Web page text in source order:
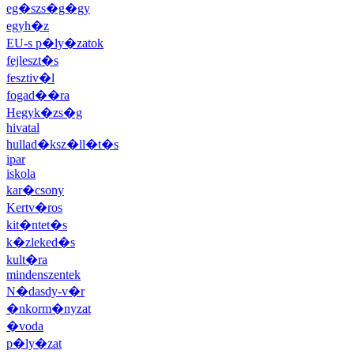
eg�szs�g�gy
egyh�z
EU-s p�ly�zatok
fejleszt�s
fesztiv�l
fogad��ra
Hegyk�zs�g
hivatal
hullad�ksz�ll�t�s
ipar
iskola
kar�csony
Kertv�ros
kit�ntet�s
k�zleked�s
kult�ra
mindenszentek
N�dasdy-v�r
�nkorm�nyzat
�voda
p�ly�zat